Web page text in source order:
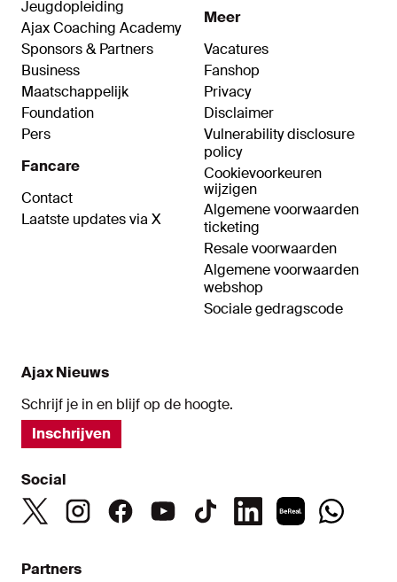
Jeugdopleiding
Ajax Coaching Academy
Sponsors & Partners
Business
Maatschappelijk
Foundation
Pers
Fancare
Contact
Laatste updates via X
Meer
Vacatures
Fanshop
Privacy
Disclaimer
Vulnerability disclosure
policy
Cookievoorkeuren
wijzigen
Algemene voorwaarden
ticketing
Resale voorwaarden
Algemene voorwaarden
webshop
Sociale gedragscode
Ajax Nieuws
Schrijf je in en blijf op de hoogte.
Inschrijven
Social
Partners